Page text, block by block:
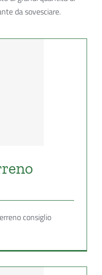
da sovesciare.
consiglio